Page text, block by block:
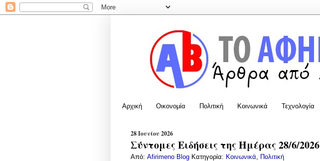
Αρχική Οικονομία Πολιτική Κοινωνικά Τεχνολογία
28 Ιουνίου 2026
Σύντομες Ειδήσεις της Ημέρας 28/6/2026
Από: Afirimeno Blog Κατηγορία: Κοινωνικά Πολιτική